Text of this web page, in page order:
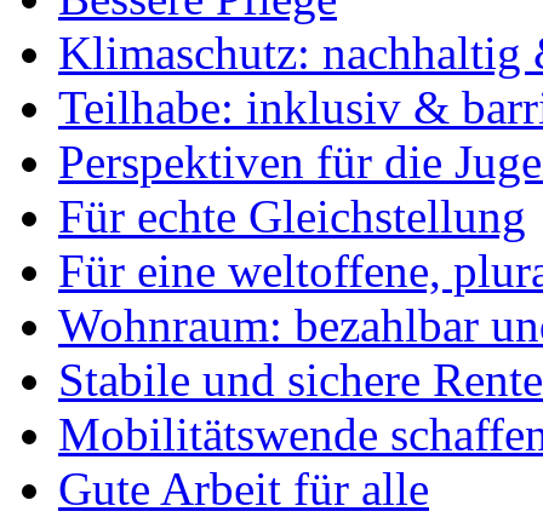
Klimaschutz: nachhaltig
Teilhabe: inklusiv &
Perspektiven für die
Für echte Gleichstellung
Für eine weltoffene,
Wohnraum: bezahlbar
Stabile und sichere
Mobilitätswende
Gute Arbeit für alle